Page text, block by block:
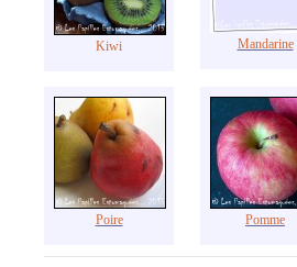
Kiwi Mandarine
Poire Pomme